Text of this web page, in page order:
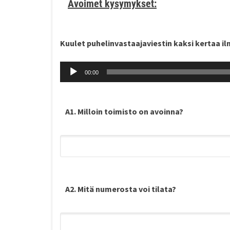
Avoimet kysymykset:
Kuulet puhelinvastaajaviestin kaksi kertaa
Audio
Player
00:00
A1. Milloin toimisto on avoinna?
A2. Mitä numerosta voi tilata?